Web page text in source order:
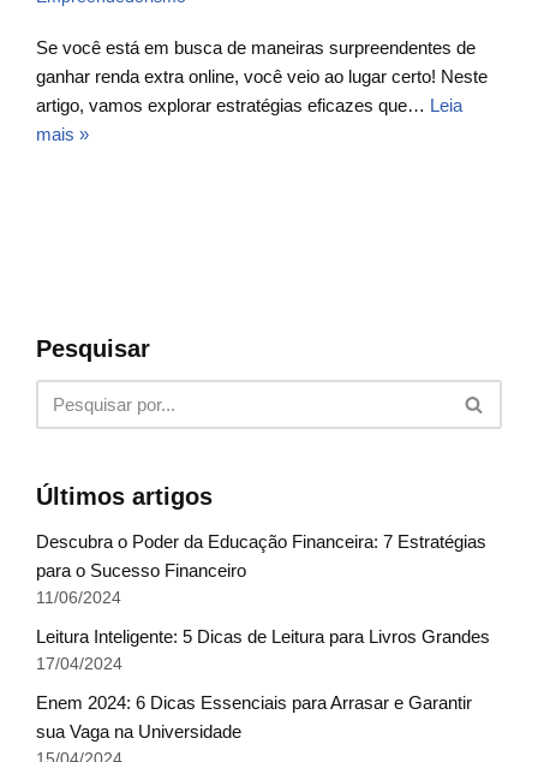
Se você está em busca de maneiras surpreendentes de
ganhar renda extra online, você veio ao lugar certo! Neste
artigo, vamos explorar estratégias eficazes que… Leia
mais »
Pesquisar
Últimos artigos
Descubra o Poder da Educação Financeira: 7 Estratégias
para o Sucesso Financeiro
11/06/2024
Leitura Inteligente: 5 Dicas de Leitura para Livros Grandes
17/04/2024
Enem 2024: 6 Dicas Essenciais para Arrasar e Garantir
sua Vaga na Universidade